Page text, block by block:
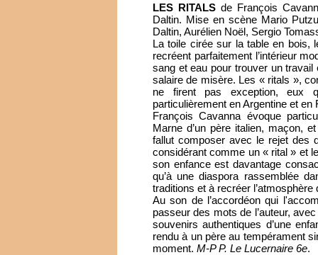
LES RITALSde François
Daltin. Mise en scène Mario
Daltin, Aurélien Noël, Sergio
La toile cirée sur la table en bois,
recréent parfaitement l’intérieur
sang et eau pour trouver un travail
salaire de misère. Les « ritals »,
ne firent pas exception, eux
particulièrement en Argentine et en
François Cavanna évoque
Marne d’un père italien, maçon,
fallut composer avec le rejet des
considérant comme un « rital » et
son enfance est davantage
qu’à une diaspora rassemblée
traditions et à recréer l’atmosphère
Au son de l’accordéon qui
passeur des mots de l’auteur,
souvenirs authentiques d’une
rendu à un père au tempérament
moment. M-P P. Le Lucernaire 6e.